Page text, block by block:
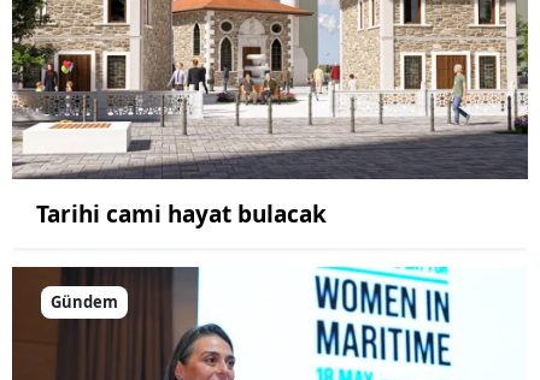
Tarihi cami hayat bulacak
Gündem